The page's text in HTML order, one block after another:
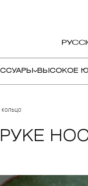
ВЫСОКОЕ
кольцо